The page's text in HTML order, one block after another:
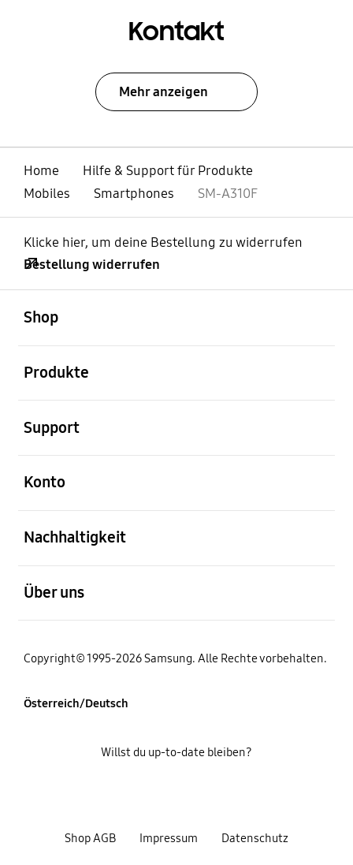
Kontakt
Mehr anzeigen
Home
Hilfe & Support für Produkte
Mobiles
Smartphones SM-A310F
Klicke hier, um deine Bestellung zu widerrufen
Bestellung widerrufen
Shop
Produkte
Support
Konto
Nachhaltigkeit
Über uns
Copyright© 1995-2026 Samsung. Alle Rechte vorbehalten.
Österreich/Deutsch
Shop AGB Impressum Datenschutz
Willst du up-to-date bleiben?